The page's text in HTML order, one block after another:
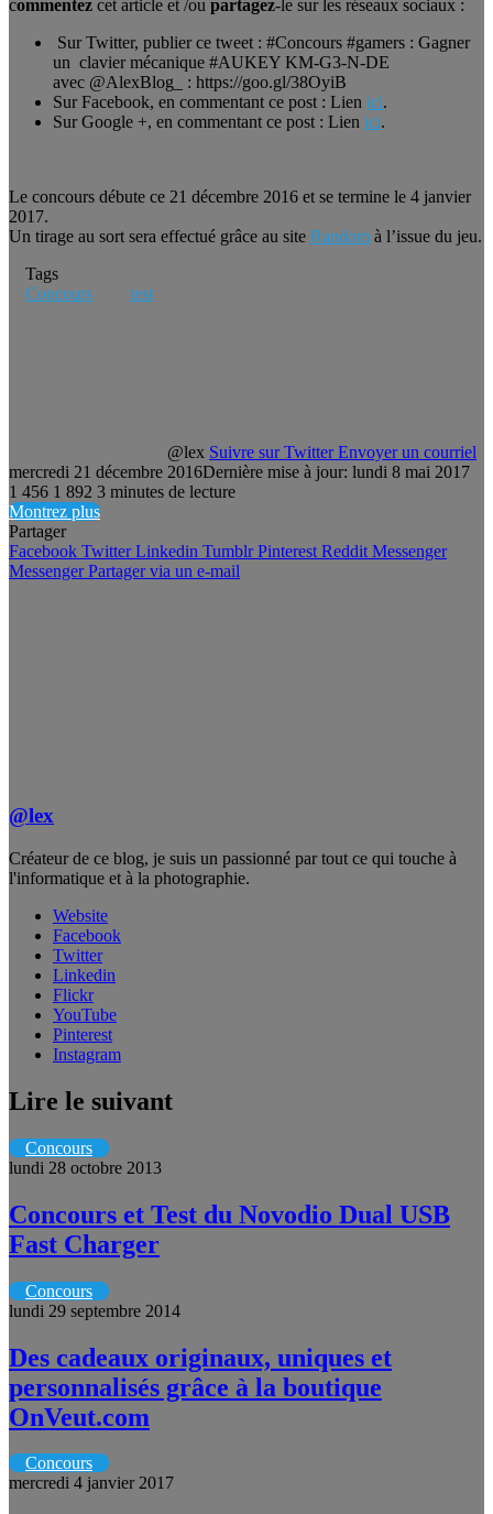
commentez cet article et /ou partagez-le sur les réseaux sociaux :
Sur Twitter, publier ce tweet : #Concours #gamers : Gagner
un clavier mécanique #AUKEY KM-G3-N-DE
avec @AlexBlog_ : https://goo.gl/38OyiB
Sur Facebook, en commentant ce post : Lien ici.
Sur Google +, en commentant ce post : Lien ici.
Le concours débute ce 21 décembre 2016 et se termine le 4 janvier
2017.
Un tirage au sort sera effectué grâce au site Random à l’issue du jeu.
Tags
Concours
test
@lex Suivre sur Twitter Envoyer un courriel
mercredi 21 décembre 2016Dernière mise à jour: lundi 8 mai 2017
1 456 1 892 3 minutes de lecture
Montrez plus
Partager
Facebook Twitter Linkedin Tumblr Pinterest Reddit Messenger
Messenger Partager via un e-mail
@lex
Créateur de ce blog, je suis un passionné par tout ce qui touche à
l'informatique et à la photographie.
Website
Facebook
Twitter
Linkedin
Flickr
YouTube
Pinterest
Instagram
Lire le suivant
Concours
lundi 28 octobre 2013
Concours et Test du Novodio Dual USB
Fast Charger
Concours
lundi 29 septembre 2014
Des cadeaux originaux, uniques et
personnalisés grâce à la boutique
OnVeut.com
Concours
mercredi 4 janvier 2017